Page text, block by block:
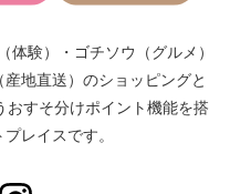
体験） ・ ゴチソウ（グルメ）
地直送） のショッピングと
おすそ分けポイント機能を搭
レイスです。